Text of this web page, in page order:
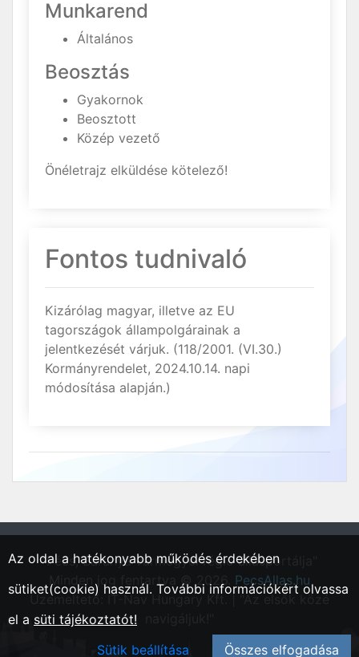
Munkarend
Általános
Beosztás
Gyakornok
Beosztott
Közép vezető
Önéletrajz elküldése kötelező!
Fontos tudnivaló
Kizárólag magyar, illetve az EU
tagországok állampolgárainak a
jelentkezését várjuk. (118/2001. (VI.30.)
Kormányrendelet, 2024.10.14. napi
módosítása alapján.)
"Pécs, Baranya vármegyei régió állásportálja"
Minden jog fentartva © 2026. PecsAllas.hu
Üzemeltető: IT-Nav Hungary Kft. | "Az elsők közé
Az oldal a hatékonyabb működés érdekében
sütiket(cookie) használ. További információkért olvassa
el a süti tájékoztatót!
Sütik beállítása
Összes elfogadása